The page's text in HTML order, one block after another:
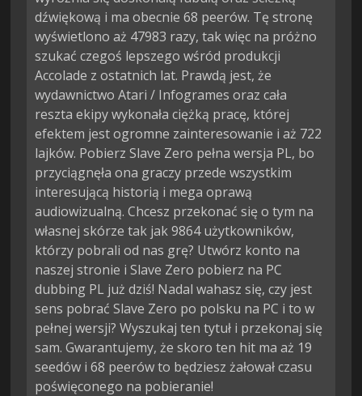
dźwiękową i ma obecnie 68 peerów. Tę stronę
wyświetlono aż 47983 razy, tak więc na próżno
szukać czegoś lepszego wśród produkcji
Accolade z ostatnich lat. Prawdą jest, że
wydawnictwo Atari / Infogrames oraz cała
reszta ekipy wykonała ciężką pracę, której
efektem jest ogromne zainteresowanie i aż 722
lajków. Pobierz Slave Zero pełna wersja PL, bo
przyciągnęła ona graczy przede wszystkim
interesującą historią i mega oprawą
audiowizualną. Chcesz przekonać się o tym na
własnej skórze tak jak 9864 użytkowników,
którzy pobrali od nas grę? Utwórz konto na
naszej stronie i Slave Zero pobierz na PC
dubbing PL już dziś! Nadal wahasz się, czy jest
sens pobrać Slave Zero po polsku na PC i to w
pełnej wersji? Wyszukaj ten tytuł i przekonaj się
sam. Gwarantujemy, że skoro ten hit ma aż 19
seedów i 68 peerów to będziesz żałował czasu
poświęconego na pobieranie!